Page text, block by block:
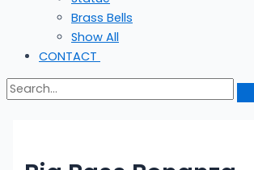
Brass Bells
Show All
CONTACT